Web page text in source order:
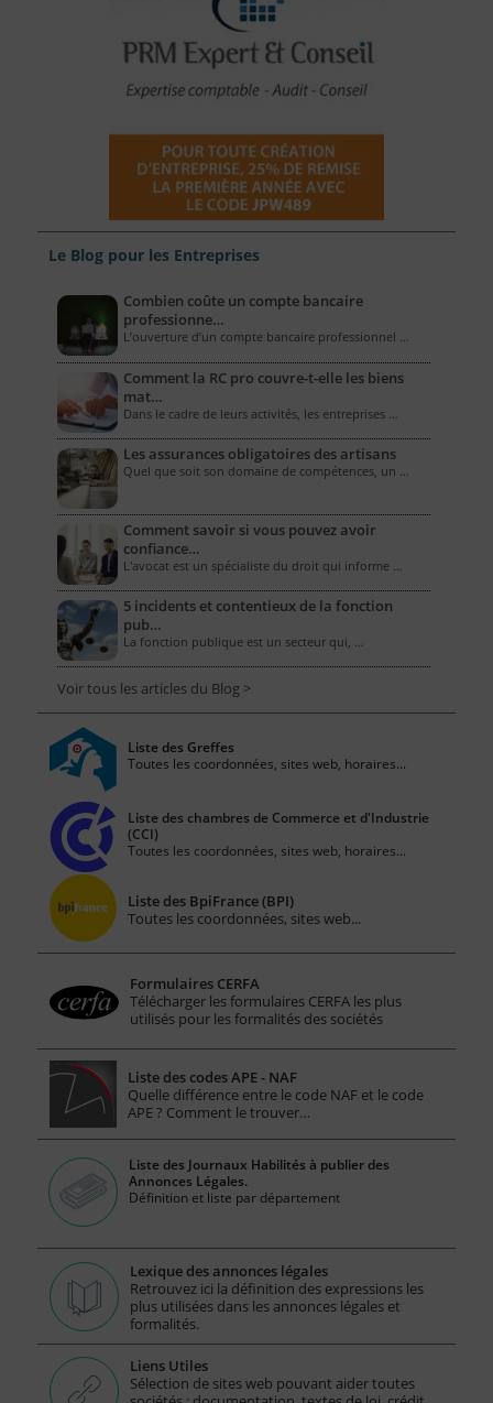
Le Blog pour les Entreprises
Combien coûte un compte bancaire
professionne…
L’ouverture d’un compte bancaire professionnel …
Comment la RC pro couvre-t-elle les biens
mat…
Dans le cadre de leurs activités, les entreprises …
Les assurances obligatoires des artisans
Quel que soit son domaine de compétences, un …
Comment savoir si vous pouvez avoir
confiance…
L'avocat est un spécialiste du droit qui informe …
5 incidents et contentieux de la fonction
pub…
La fonction publique est un secteur qui, …
Voir tous les articles du Blog >
Liste des Greffes
Toutes les coordonnées, sites web, horaires...
Liste des chambres de Commerce et d'Industrie
(CCI)
Toutes les coordonnées, sites web, horaires...
Liste des BpiFrance (BPI)
Toutes les coordonnées, sites web...
Formulaires CERFA
Télécharger les formulaires CERFA les plus
utilisés pour les formalités des sociétés
Liste des codes APE - NAF
Quelle différence entre le code NAF et le code
APE ? Comment le trouver…
Liste des Journaux Habilités à publier des
Annonces Légales.
Définition et liste par département
Lexique des annonces légales
Retrouvez ici la définition des expressions les
plus utilisées dans les annonces légales et
formalités.
Liens Utiles
Sélection de sites web pouvant aider toutes